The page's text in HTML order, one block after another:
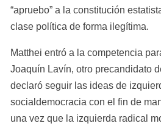
“apruebo” a la constitución
clase política de forma ilegítima.
Matthei entró a la competencia
Joaquín Lavín, otro precandidato
declaró seguir las ideas de
socialdemocracia con el fin de
una vez que la izquierda radical